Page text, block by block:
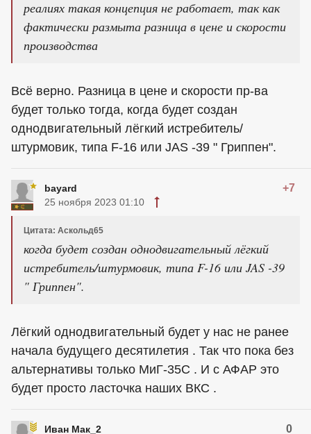
реалиях такая концепция не работает, так как
фактически размыта разница в цене и скорости
производства
Всё верно. Разница в цене и скорости пр-ва
будет только тогда, когда будет создан
однодвигательный лёгкий истребитель/
штурмовик, типа F-16 или JAS -39 " Гриппен".
bayard +7
25 ноября 2023 01:10
Цитата: Аскольд65
когда будет создан однодвигательный лёгкий
истребитель/штурмовик, типа F-16 или JAS -39
" Гриппен".
Лёгкий однодвигательный будет у нас не ранее
начала будущего десятилетия . Так что пока без
альтернативы только МиГ-35С . И с АФАР это
будет просто ласточка наших ВКС .
Иван Мак_2 0